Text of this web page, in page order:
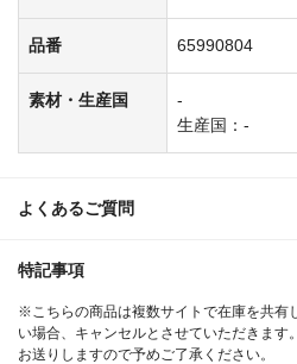
品番 65990804
素材・生産国
-
生産国：-
よくあるご質問
特記事項
※こちらの商品は複数サイトで在庫を共有
い場合、キャンセルとさせていただきます
お送りしますので予めご了承ください。